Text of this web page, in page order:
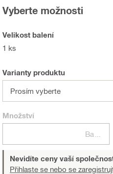
Vyberte možnosti
Velikost balení
1 ks
Varianty produktu
Prosím vyberte
Množství
Nevidíte ceny vaší
Přihlaste se nebo se